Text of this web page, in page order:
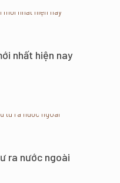
nhất hiện nay
ra nước ngoài